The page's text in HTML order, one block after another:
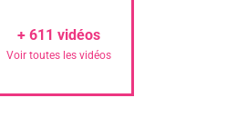
+ 611 vidéos
Voir toutes les vidéos